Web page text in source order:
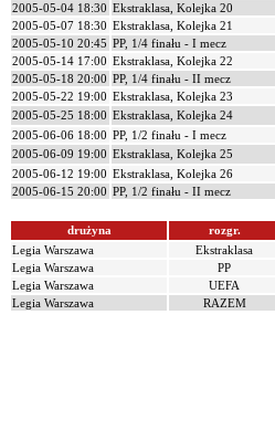
2005-05-04 18:30 Ekstraklasa, Kolejka 20
2005-05-07 18:30 Ekstraklasa, Kolejka 21
2005-05-10 20:45 PP, 1/4 finału - I mecz
2005-05-14 17:00 Ekstraklasa, Kolejka 22
2005-05-18 20:00 PP, 1/4 finału - II mecz
2005-05-22 19:00 Ekstraklasa, Kolejka 23
2005-05-25 18:00 Ekstraklasa, Kolejka 24
2005-06-06 18:00 PP, 1/2 finału - I mecz
2005-06-09 19:00 Ekstraklasa, Kolejka 25
2005-06-12 19:00 Ekstraklasa, Kolejka 26
2005-06-15 20:00 PP, 1/2 finału - II mecz
drużyna rozgr.
Legia Warszawa
Ekstraklasa
Legia Warszawa
PP
Legia Warszawa
UEFA
Legia Warszawa
RAZEM